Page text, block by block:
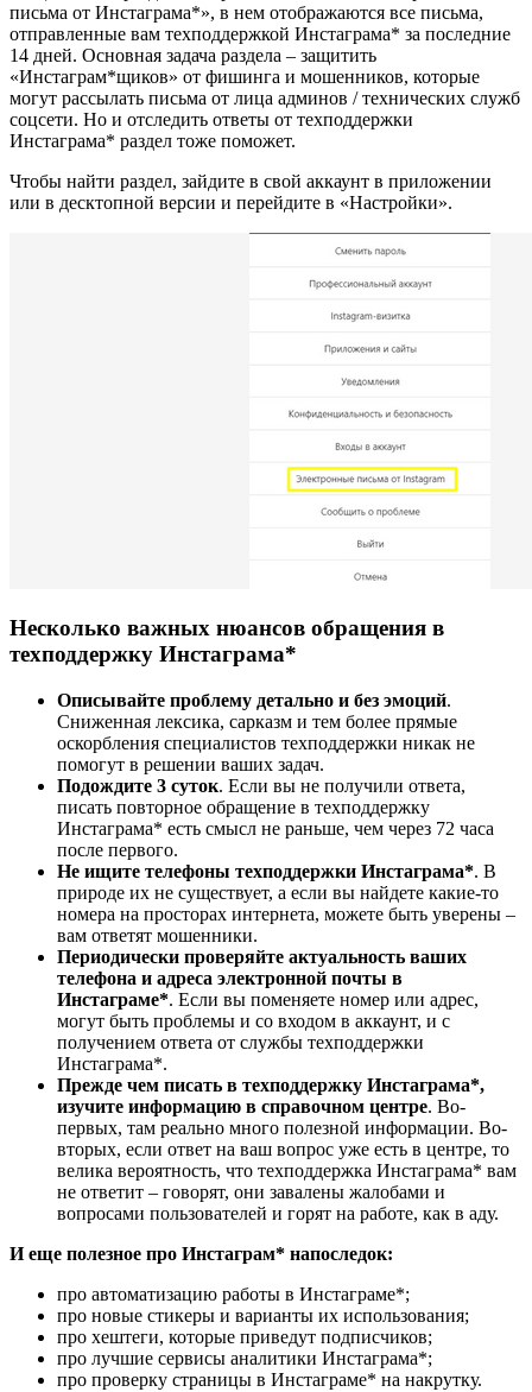
письма от Инстаграма*», в нем отображаются все письма,
отправленные вам техподдержкой Инстаграма* за последние
14 дней. Основная задача раздела – защитить
«Инстаграм*щиков» от фишинга и мошенников, которые
могут рассылать письма от лица админов / технических служб
соцсети. Но и отследить ответы от техподдержки
Инстаграма* раздел тоже поможет.
Чтобы найти раздел, зайдите в свой аккаунт в приложении
или в десктопной версии и перейдите в «Настройки».
Несколько важных нюансов обращения в
техподдержку Инстаграма*
Описывайте проблему детально и без эмоций.
Сниженная лексика, сарказм и тем более прямые
оскорбления специалистов техподдержки никак не
помогут в решении ваших задач.
Подождите 3 суток. Если вы не получили ответа,
писать повторное обращение в техподдержку
Инстаграма* есть смысл не раньше, чем через 72 часа
после первого.
Не ищите телефоны техподдержки Инстаграма*. В
природе их не существует, а если вы найдете какие-то
номера на просторах интернета, можете быть уверены –
вам ответят мошенники.
Периодически проверяйте актуальность ваших
телефона и адреса электронной почты в
Инстаграме*. Если вы поменяете номер или адрес,
могут быть проблемы и со входом в аккаунт, и с
получением ответа от службы техподдержки
Инстаграма*.
Прежде чем писать в техподдержку Инстаграма*,
изучите информацию в справочном центре. Во-
первых, там реально много полезной информации. Во-
вторых, если ответ на ваш вопрос уже есть в центре, то
велика вероятность, что техподдержка Инстаграма* вам
не ответит – говорят, они завалены жалобами и
вопросами пользователей и горят на работе, как в аду.
И еще полезное про Инстаграм* напоследок:
про автоматизацию работы в Инстаграме*;
про новые стикеры и варианты их использования;
про хештеги, которые приведут подписчиков;
про лучшие сервисы аналитики Инстаграма*;
про проверку страницы в Инстаграме* на накрутку.